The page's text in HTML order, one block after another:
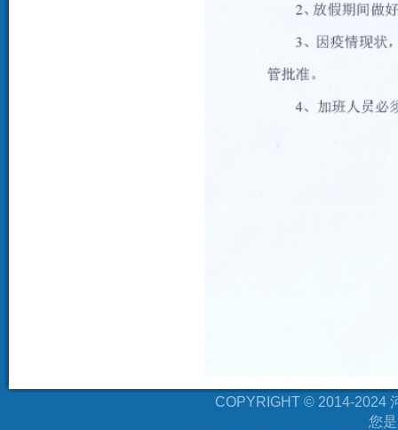
COPYRIGHT © 2014-2024
您